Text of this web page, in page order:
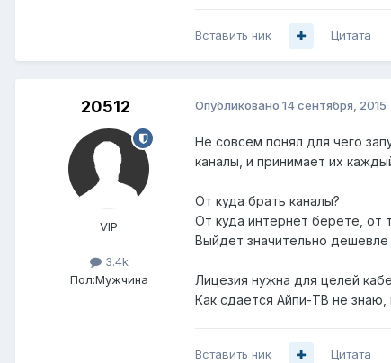
Вставить ник Цитата
20512
VIP
3.4k
Пол:Мужчина
Опубликовано 14 сентября, 2015
Не совсем понял для чего
каналы, и принимает их
От куда брать каналы?
От куда интернет берете, от
Выйдет значительно дешевле
Лицезия нужна для целей
Как сдается Айпи-ТВ не
Вставить ник Цитата